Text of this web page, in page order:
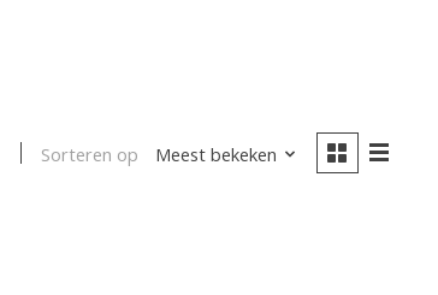
Sorteren op Meest bekeken